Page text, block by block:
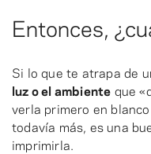
Entonces,
Si lo que te atrapa de
luz o el ambiente que
verla primero en
todavía más, es una
imprimirla.